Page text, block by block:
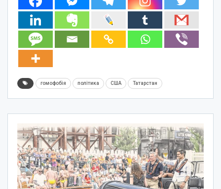
гомофобія політика США Татарстан